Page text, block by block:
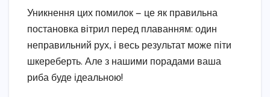
Уникнення цих помилок — це як правильна
постановка вітрил перед плаванням: один
неправильний рух, і весь результат може піти
шкереберть. Але з нашими порадами ваша
риба буде ідеальною!